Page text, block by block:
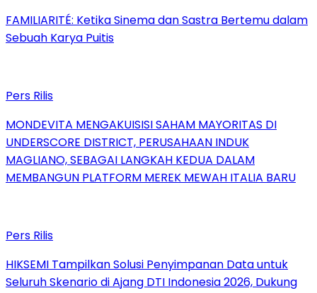
FAMILIARITÉ: Ketika Sinema dan Sastra Bertemu dalam
Sebuah Karya Puitis
Pers Rilis
MONDEVITA MENGAKUISISI SAHAM MAYORITAS DI
UNDERSCORE DISTRICT, PERUSAHAAN INDUK
MAGLIANO, SEBAGAI LANGKAH KEDUA DALAM
MEMBANGUN PLATFORM MEREK MEWAH ITALIA BARU
Pers Rilis
HIKSEMI Tampilkan Solusi Penyimpanan Data untuk
Seluruh Skenario di Ajang DTI Indonesia 2026, Dukung